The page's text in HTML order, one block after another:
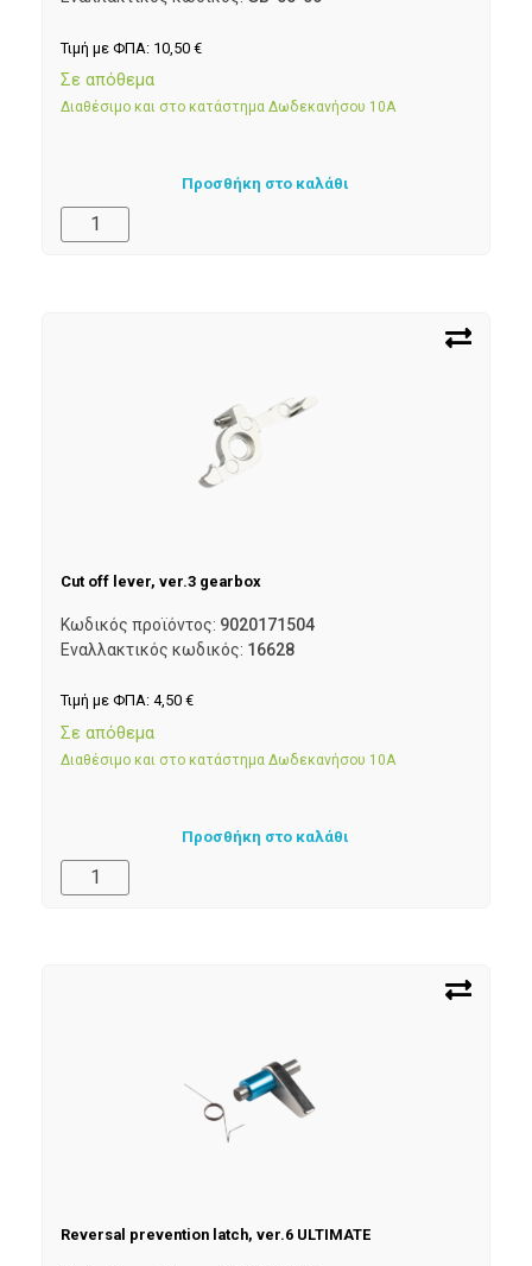
Τιμή με ΦΠΑ: 10,50 €
Σε απόθεμα
Διαθέσιμο και στο κατάστημα Δωδεκανήσου 10Α
Προσθήκη στο καλάθι
Cut off lever, ver.3 gearbox
Κωδικός προϊόντος: 9020171504
Εναλλακτικός κωδικός: 16628
Τιμή με ΦΠΑ: 4,50 €
Σε απόθεμα
Διαθέσιμο και στο κατάστημα Δωδεκανήσου 10Α
Προσθήκη στο καλάθι
Reversal prevention latch, ver.6 ULTIMATE